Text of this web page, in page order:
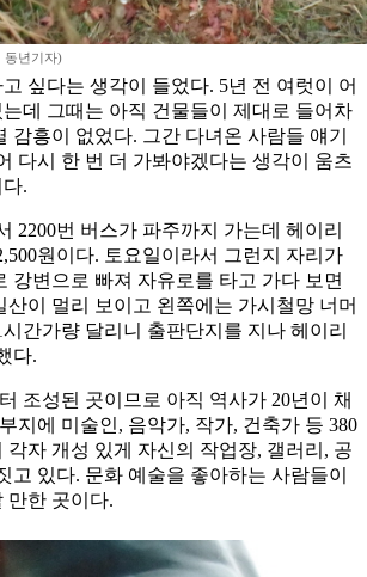
동년기자)
싶다는 생각이 들었다. 5년 전 여럿이 어
데 그때는 아직 건물들이 제대로 들어차
감흥이 없었다. 그간 다녀온 사람들 얘기
다시 한 번 더 가봐야겠다는 생각이 움츠
.
2200번 버스가 파주까지 가는데 헤이리
원이다. 토요일이라서 그런지 자리가
강변으로 빠져 자유로를 타고 가다 보면
산이 멀리 보이고 왼쪽에는 가시철망 너머
간가량 달리니 출판단지를 지나 헤이리
다.
조성된 곳이므로 아직 역사가 20년이 채
지에 미술인, 음악가, 작가, 건축가 등 380
각자 개성 있게 자신의 작업장, 갤러리, 공
고 있다. 문화 예술을 좋아하는 사람들이
만한 곳이다.